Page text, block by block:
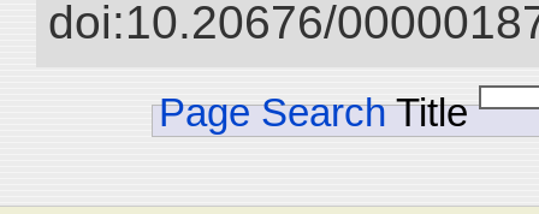
doi:10.20676/
Page Search Title